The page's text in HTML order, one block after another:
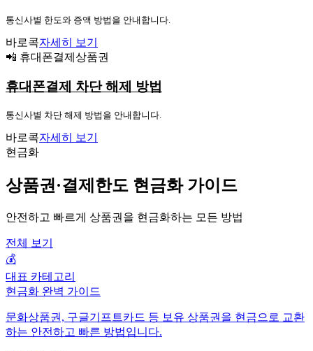
통신사별 한도와 증액 방법을 안내합니다.
바로콕자세히 보기
📲 휴대폰결제상품권
휴대폰결제 차단 해제 방법
통신사별 차단 해제 방법을 안내합니다.
바로콕자세히 보기
현금화
상품권·결제한도 현금화 가이드
안전하고 빠르게 상품권을 현금화하는 모든 방법
전체 보기
💰
대표 카테고리
현금화 완벽 가이드
문화상품권, 구글기프트카드 등 보유 상품권을 현금으로 교환
하는 안전하고 빠른 방법입니다.